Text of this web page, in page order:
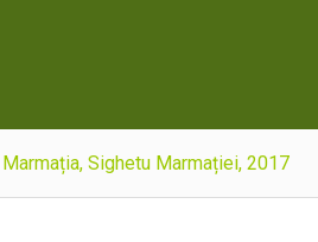
Sighetu Marmației, 2017